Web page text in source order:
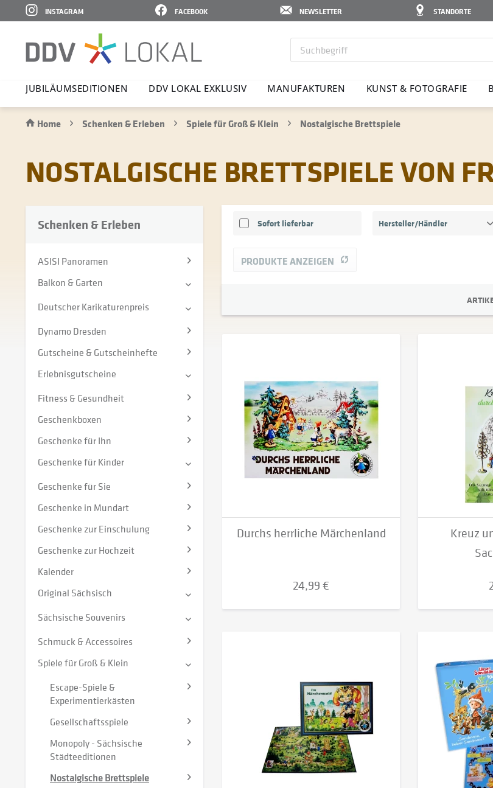
STANDORTE
NEWSLETTER
FACEBOOK
INSTAGRAM
JUBI­LÄ­UMS­E­DI­TIONEN DDV LOKAL EXKLUSIV MANU­FAK­TUREN KUNST & FOTO­GRAFIE
Home Schenken & Erleben Spiele für Groß & Klein Nostalgische Brettspiele
NOSTALGISCHE BRETTSPIELE VON
Schenken & Erleben
ASISI Panoramen
Balkon & Garten
Deutscher Karikaturenpreis
Dynamo Dresden
Gutscheine & Gutscheinhefte
Erlebnisgutscheine
Fitness & Gesundheit
Geschenkboxen
Geschenke für Ihn
Geschenke für Kinder
Geschenke für Sie
Geschenke in Mundart
Geschenke zur Einschulung
Geschenke zur Hochzeit
Kalender
Original Sächsisch
Sächsische Souvenirs
Schmuck & Accessoires
Spiele für Groß & Klein
Escape-Spiele &
Experimentierkästen
Gesellschaftsspiele
Monopoly - Sächsische
Städteeditionen
Nostalgische Brettspiele
Sofort lieferbar Hersteller/Händler
PRODUKTE ANZEIGEN
Durchs herrliche Märchenland
24,99 €
Kreuz